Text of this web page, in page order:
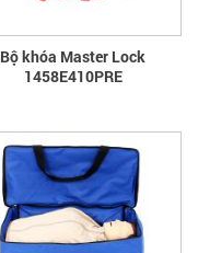
Bộ khóa Master Lock
1458E410PRE